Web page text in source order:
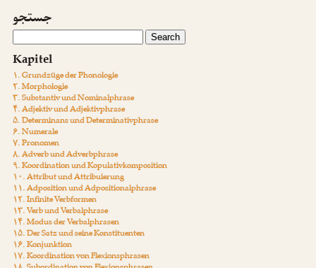
جستجو
Kapitel
۱. Grundzüge der Phonologie
۲. Morphologie
۳. Substantiv und Nominalphrase
۴. Adjektiv und Adjektivphrase
۵. Determinans und Determinativphrase
۶. Numerale
۷. Pronomen
۸. Adverb und Adverbphrase
۹. Koordination und Kopulativkomposition
۱۰. Attribut und Attribuierung
۱۱. Adposition und Adpositionalphrase
۱۲. Infinite Verbformen
۱۳. Verb und Verbalphrase
۱۴. Modus der Verbalphrasen
۱۵. Der Satz und seine Konstituenten
۱۶. Konjunktion
۱۷. Koordination von Flexionsphrasen